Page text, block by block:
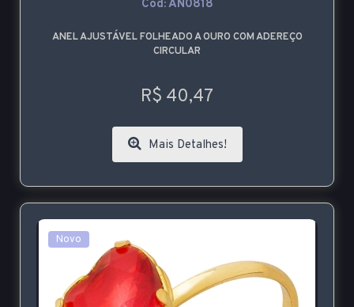
Cod: AN0818
ANEL AJUSTÁVEL FOLHEADO A OURO COM ADEREÇO
CIRCULAR
R$ 40,47
Mais Detalhes!
Novo